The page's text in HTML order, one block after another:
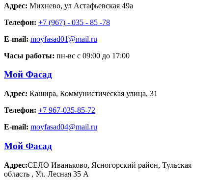
Адрес: Михнево, ул Астафьевская 49а
Телефон: +7 (967) - 035 - 85 -78
E-mail: moyfasad01@mail.ru
Часы работы: пн-вс с 09:00 до 17:00
Мой Фасад
Адрес: Кашира, Коммунистическая улица, 31
Телефон: +7 967-035-85-72
E-mail: moyfasad04@mail.ru
Мой Фасад
Адрес:СЕЛО Иваньково, Ясногорский район, Тульская
область , Ул. Лесная 35 А